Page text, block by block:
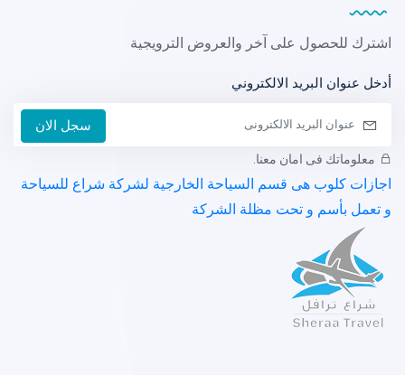
اشترك للحصول على آخر والعروض الترويجية
أدخل عنوان البريد الالكتروني
سجل الان
معلوماتك فى امان معنا.
اجازات كلوب هى قسم السياحة الخارجية لشركة شراع للسياحة
و تعمل بأسم و تحت مظلة الشركة